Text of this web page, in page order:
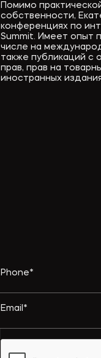
Помимо
собственности,
конференциях по
Summit. Имеет опыт
числе на
также публикаций с
прав, прав на
иностранных